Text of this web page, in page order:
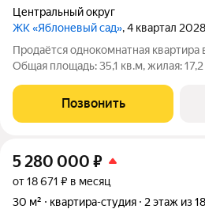
Центральный округ
ЖК «Яблоневый сад», 4 квартал 2028
Продаётся однокомнатная
Общая площадь: 35,1 кв.м, жилая:
кто хочет жить
Позвонить
5 280 000 ₽
от 18 671 ₽ в месяц
30 м²
квартира-студия 2 этаж из 18